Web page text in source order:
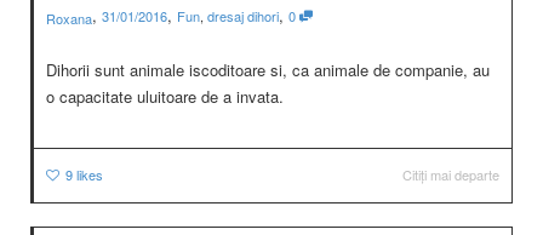
Roxana, 31/01/2016, Fun, dresaj dihori, 0
Dihorii sunt animale iscoditoare si, ca animale de companie, au
o capacitate uluitoare de a invata.
9likes Citiți mai departe